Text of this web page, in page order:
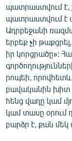
Русский
ՀԵՏԵՎԵՔ ՄԵԶ
«Ազատության»
պատրաստվում է,
պատրաստվում է
Ադրբեջանի
երբեք չի
իր կորցրածը»:
րոպեի, որովհետև
բավականին խիտ
հենց վաղը կամ
կամ տասը օրում
բարձր է, քան մեկ